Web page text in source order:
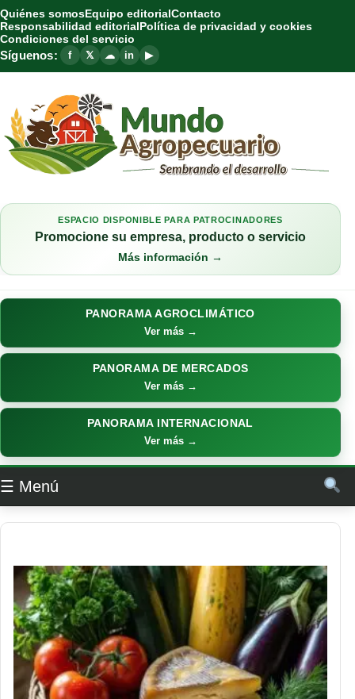
Quiénes somosEquipo editorialContacto
Responsabilidad editorialPolítica de privacidad y cookies
Condiciones del servicio
Síguenos: f 𝕏 ☁ in ▶
ESPACIO DISPONIBLE PARA PATROCINADORES
Promocione su empresa, producto o servicio
Más información →
PANORAMA AGROCLIMÁTICO
Ver más →
PANORAMA DE MERCADOS
Ver más →
PANORAMA INTERNACIONAL
Ver más →
☰ Menú